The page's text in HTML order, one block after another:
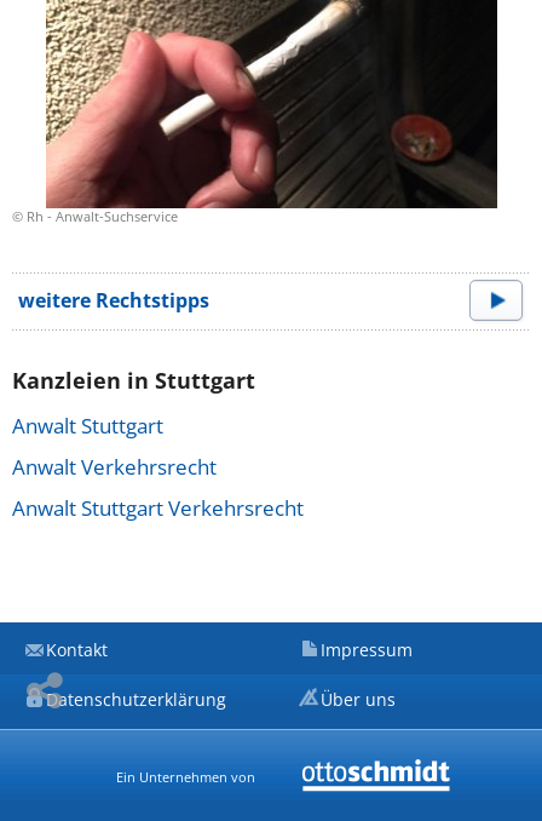
© Rh - Anwalt-Suchservice
weitere Rechtstipps
Kanzleien in Stuttgart
Anwalt Stuttgart
Anwalt Verkehrsrecht
Anwalt Stuttgart Verkehrsrecht
Kontakt Impressum
Datenschutzerklärung Über uns
Ein Unternehmen von